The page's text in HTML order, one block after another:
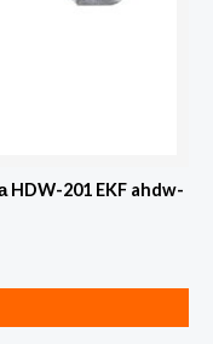
HDW-201 EKF ahdw-